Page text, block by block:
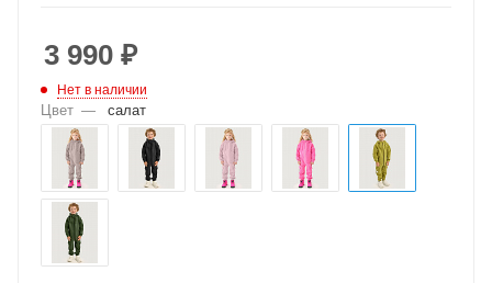
3 990 ₽
Нет в наличии
Цвет — салат